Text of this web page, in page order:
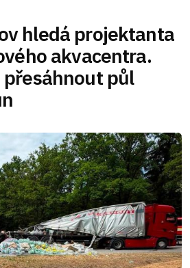
hledá projektanta
akvacentra.
půl